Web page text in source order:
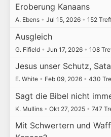
Eroberung Kanaans
A. Ebens • Jul 15, 2026 • 152
Ausgleich
G. Fifield • Jun 17, 2026 • 108
Jesus unser Schutz,
E. White • Feb 09, 2026 • 430
Sagt die Bibel nicht
K. Mullins • Okt 27, 2025 • 747
Mit Schwertern und